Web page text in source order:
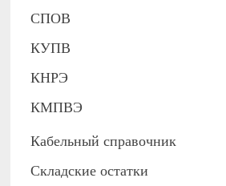
СПОВ
КУПВ
КНРЭ
КМПВЭ
Кабельный справочник
Складские остатки